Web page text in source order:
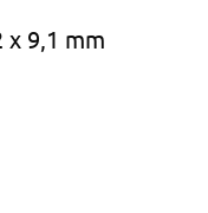
x 9,1 mm